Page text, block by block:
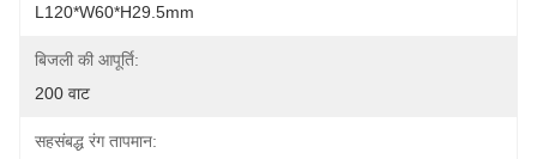
L120*W60*H29.5mm
बिजली की आपूर्ति:
200 वाट
सहसंबद्ध रंग तापमान: